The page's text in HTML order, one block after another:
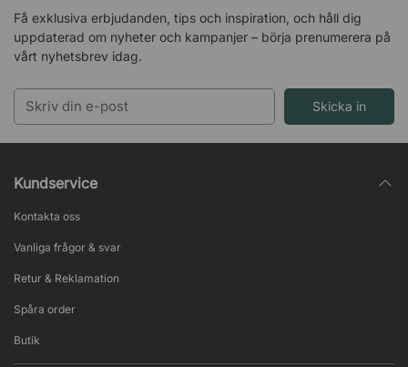
Få exklusiva erbjudanden, tips och inspiration, och håll dig
uppdaterad om nyheter och kampanjer – börja prenumerera på
vårt nyhetsbrev idag.
Skicka in
Kundservice
Kontakta oss
Vanliga frågor & svar
Retur & Reklamation
Spåra order
Butik